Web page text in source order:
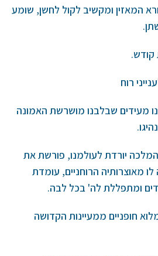
המאזין ומקשיב לקול לחשן, שומע
רוח
מעידים שבלבנו מושרשת האמונה
יורדת לעולמנו, פורשת את
מאוצרותיה הרוחניים, עומדת
ומתפללת לה' בכל לבה.
חופניים ממעיינות הקדושה